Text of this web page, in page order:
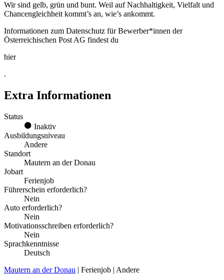
Wir sind gelb, grün und bunt. Weil auf Nachhaltigkeit, Vielfalt und
Chancengleichheit kommt’s an, wie’s ankommt.
Informationen zum Datenschutz für Bewerber*innen der
Österreichischen Post AG findest du
hier
.
Extra Informationen
Status
Inaktiv
Ausbildungsniveau
Andere
Standort
Mautern an der Donau
Jobart
Ferienjob
Führerschein erforderlich?
Nein
Auto erforderlich?
Nein
Motivationsschreiben erforderlich?
Nein
Sprachkenntnisse
Deutsch
Mautern an der Donau | Ferienjob | Andere